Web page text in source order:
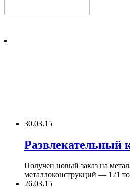
30.03.15
Развлекательный
Получен новый заказ на
металлоконструкций — 121
26.03.15